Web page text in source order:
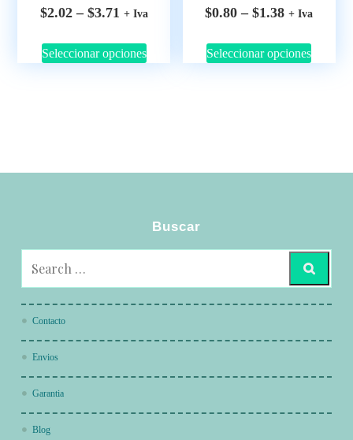
$2.02 – $3.71 + Iva
Seleccionar opciones
$0.80 – $1.38 + Iva
Seleccionar opciones
Buscar
Contacto
Envios
Garantia
Blog